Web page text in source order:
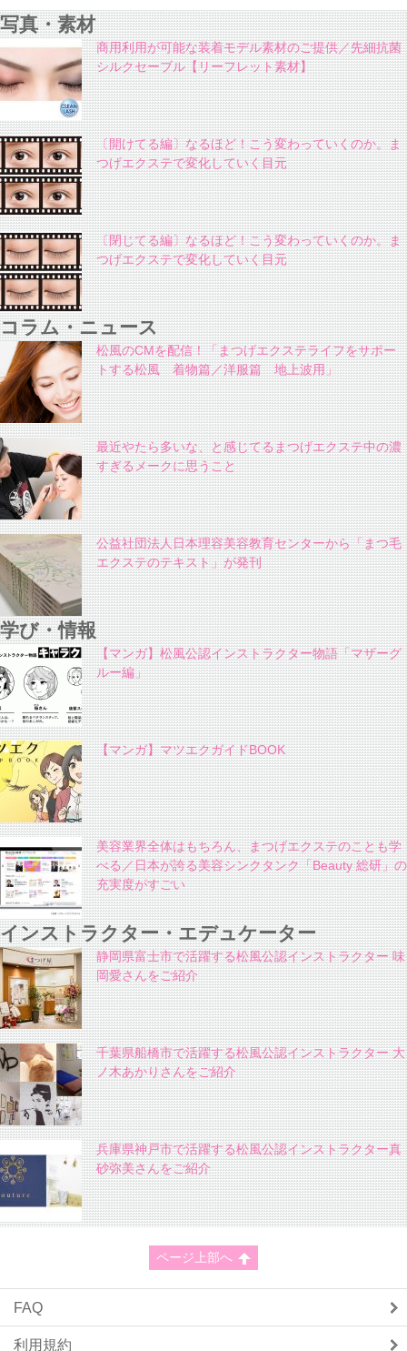
写真・素材
商用利用が可能な装着モデル素材のご提供／先細抗菌
シルクセーブル【リーフレット素材】
〔開けてる編〕なるほど！こう変わっていくのか。ま
つげエクステで変化していく目元
〔閉じてる編〕なるほど！こう変わっていくのか。ま
つげエクステで変化していく目元
コラム・ニュース
松風のCMを配信！「まつげエクステライフをサポー
トする松風 着物篇／洋服篇 地上波用」
最近やたら多いな、と感じてるまつげエクステ中の濃
すぎるメークに思うこと
公益社団法人日本理容美容教育センターから「まつ毛
エクステのテキスト」が発刊
学び・情報
【マンガ】松風公認インストラクター物語「マザーグ
ルー編」
【マンガ】マツエクガイドBOOK
美容業界全体はもちろん、まつげエクステのことも学
べる／日本が誇る美容シンクタンク「Beauty 総研」の
充実度がすごい
インストラクター・エデュケーター
静岡県富士市で活躍する松風公認インストラクター 味
岡愛さんをご紹介
千葉県船橋市で活躍する松風公認インストラクター 大
ノ木あかりさんをご紹介
兵庫県神戸市で活躍する松風公認インストラクター真
砂弥美さんをご紹介
ページ上部へ
FAQ
利用規約